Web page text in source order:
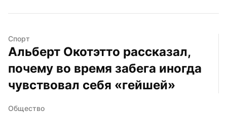
Спорт
Альберт Окотэтто рассказал,
почему во время забега иногда
чувствовал себя «гейшей»
Общество